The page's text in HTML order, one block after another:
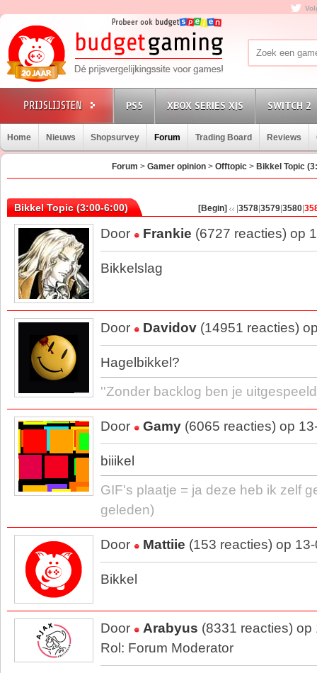
PS5 XBOX SERIES X|S SWITCH 2
Home Nieuws Shopsurvey Forum Trading Board Reviews
Forum > Gamer opinion > Offtopic > Bikkel Topic
Bikkel Topic (3:00-6:00) [Begin] 3578 3579 3580
Door Frankie (6727 reacties) op
Bikkelslag
Door Davidov (14951 reacties)
Hagelbikkel?
''Zonder backlog ben je
Door Gamy (6065 reacties) op
biiikel
GIF's plaatje = ja deze heb ik zelf
geleden)
Door Mattiie (153 reacties) op
Bikkel
Door Arabyus (8331 reacties)
Rol: Forum Moderator